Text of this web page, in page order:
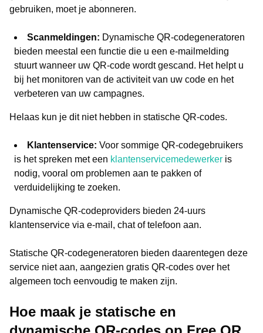
gebruiken, moet je abonneren.
Scanmeldingen: Dynamische QR-codegeneratoren
bieden meestal een functie die u een e-mailmelding
stuurt wanneer uw QR-code wordt gescand. Het helpt u
bij het monitoren van de activiteit van uw code en het
verbeteren van uw campagnes.
Helaas kun je dit niet hebben in statische QR-codes.
Klantenservice: Voor sommige QR-codegebruikers
is het spreken met een klantenservicemedewerker is
nodig, vooral om problemen aan te pakken of
verduidelijking te zoeken.
Dynamische QR-codeproviders bieden 24-uurs
klantenservice via e-mail, chat of telefoon aan.
Statische QR-codegeneratoren bieden daarentegen deze
service niet aan, aangezien gratis QR-codes over het
algemeen toch eenvoudig te maken zijn.
Hoe maak je statische en